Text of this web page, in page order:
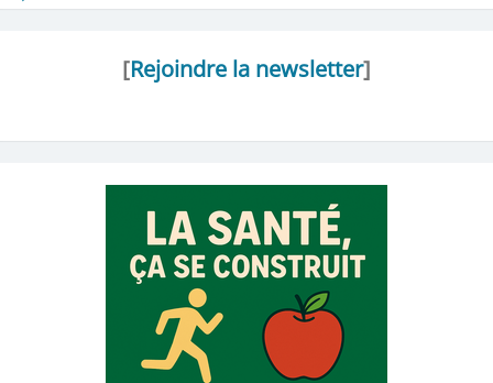
[Rejoindre la newsletter]